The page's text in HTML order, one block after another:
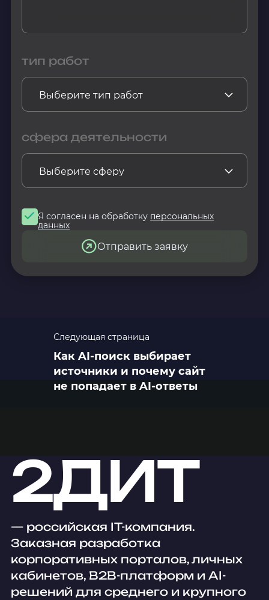
тип работ
сфера деятельности
Я согласен на обработку персональных
данных
Отправить заявку
Следующая страница
Как AI-поиск выбирает
источники и почему сайт
не попадает в AI-ответы
2ДИТ
— российская IT-компания.
Заказная разработка
корпоративных порталов, личных
кабинетов, B2B-платформ и AI-
решений для среднего и крупного